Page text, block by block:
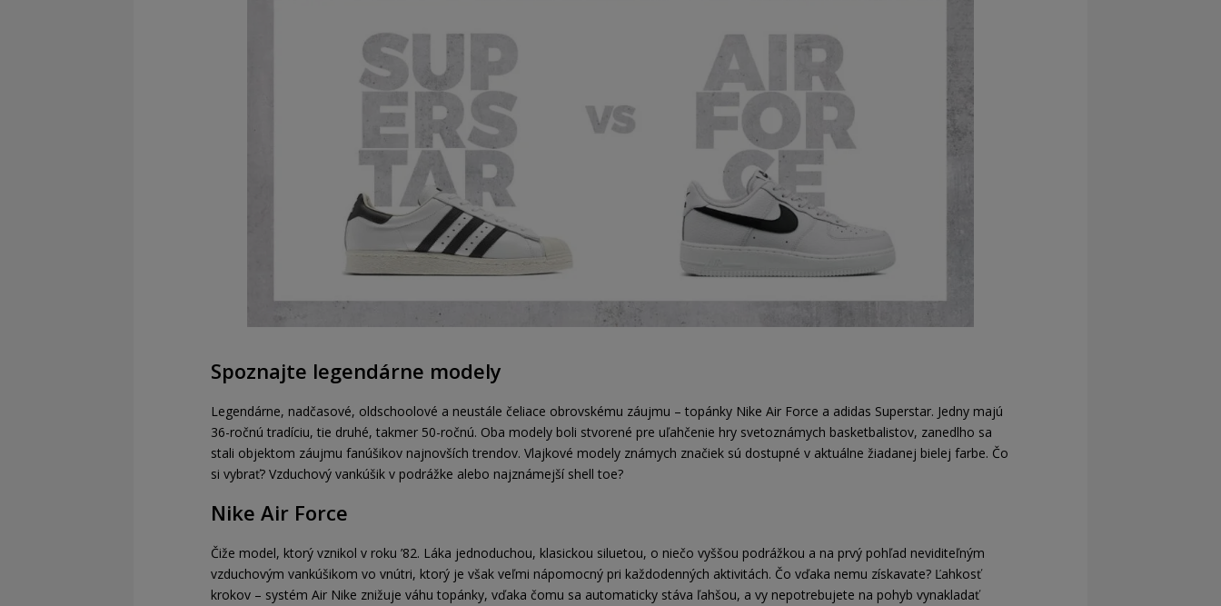
Spoznajte legendárne modely
Legendárne, nadčasové, oldschoolové a neustále čeliace obrovskému záujmu – topánky Nike Air Force a adidas Superstar. Jedny majú
36-ročnú tradíciu, tie druhé, takmer 50-ročnú. Oba modely boli stvorené pre uľahčenie hry svetoznámych basketbalistov, zanedlho sa
stali objektom záujmu fanúšikov najnovších trendov. Vlajkové modely známych značiek sú dostupné v aktuálne žiadanej bielej farbe. Čo
si vybrať? Vzduchový vankúšik v podrážke alebo najznámejší shell toe?
Nike Air Force
Čiže model, ktorý vznikol v roku ’82. Láka jednoduchou, klasickou siluetou, o niečo vyššou podrážkou a na prvý pohľad neviditeľným
vzduchovým vankúšikom vo vnútri, ktorý je však veľmi nápomocný pri každodenných aktivitách. Čo vďaka nemu získavate? Ľahkosť
krokov – systém Air Nike znižuje váhu topánky, vďaka čomu sa automaticky stáva ľahšou, a vy nepotrebujete na pohyb vynakladať